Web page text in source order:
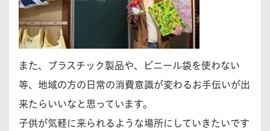
また、プラスチック製品や、ビニール袋を使わない
等、地域の方の日常の消費意識が変わるお手伝いが出
来たらいいなと思っています。
子供が気軽に来られるような場所にしていきたいです